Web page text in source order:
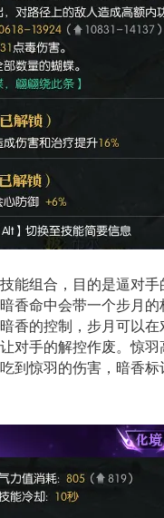
能组合，目的是逼对手
香命中会带一个步月的
香的控制，步月可以在
对手的解控作废。惊羽
到惊羽的伤害，暗香标